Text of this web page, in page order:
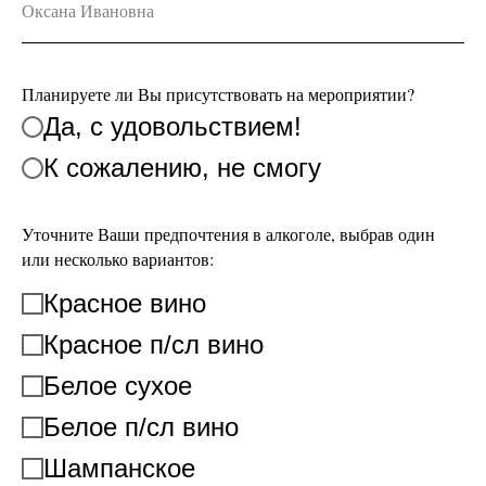
Планируете ли Вы присутствовать на мероприятии?
Да, с удовольствием!
К сожалению, не смогу
Уточните Ваши предпочтения в алкоголе, выбрав один
или несколько вариантов:
Красное вино
Красное п/сл вино
Белое сухое
Белое п/сл вино
Шампанское